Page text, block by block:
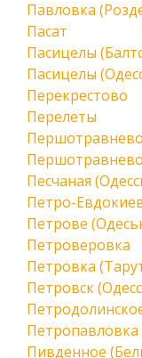
Павловка
Пасат
Пасицелы
Пасицелы
Перекрестово
Перелеты
Песчаная
Петро-
Петрове
Петроверовка
Петровка
Петровск
Петропавловка
Пивденное